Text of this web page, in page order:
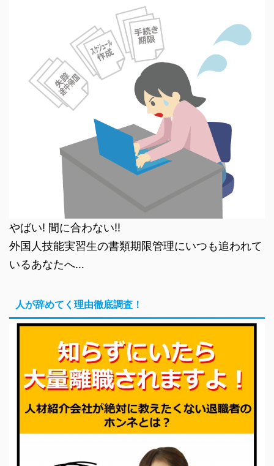
やばい! 間に合わない!!
外国人技能実習生の書類期限管理にいつも追われて
いるあなたへ…
人が辞めてく理由徹底調査！